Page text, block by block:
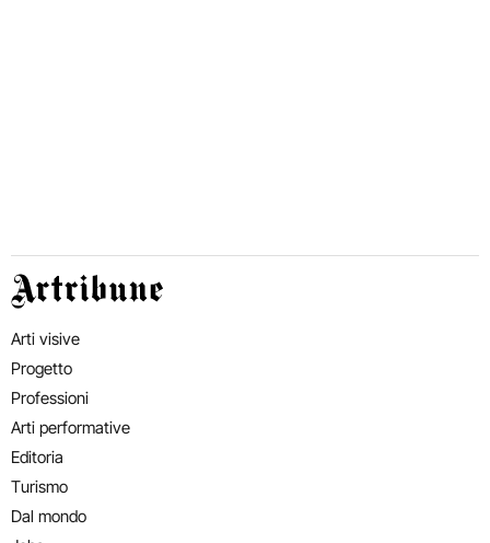
Artribune
Arti visive
Progetto
Professioni
Arti performative
Editoria
Turismo
Dal mondo